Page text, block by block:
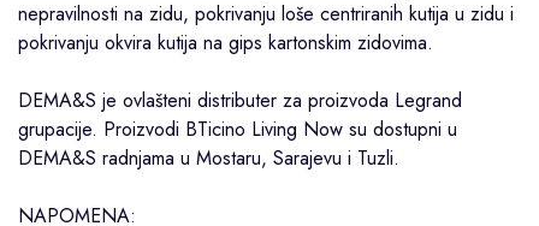
nepravilnosti na zidu, pokrivanju loše centriranih kutija u zidu i
pokrivanju okvira kutija na gips kartonskim zidovima.
DEMA&S je ovlašteni distributer za proizvoda Legrand
grupacije. Proizvodi BTicino Living Now su dostupni u
DEMA&S radnjama u Mostaru, Sarajevu i Tuzli.
NAPOMENA: